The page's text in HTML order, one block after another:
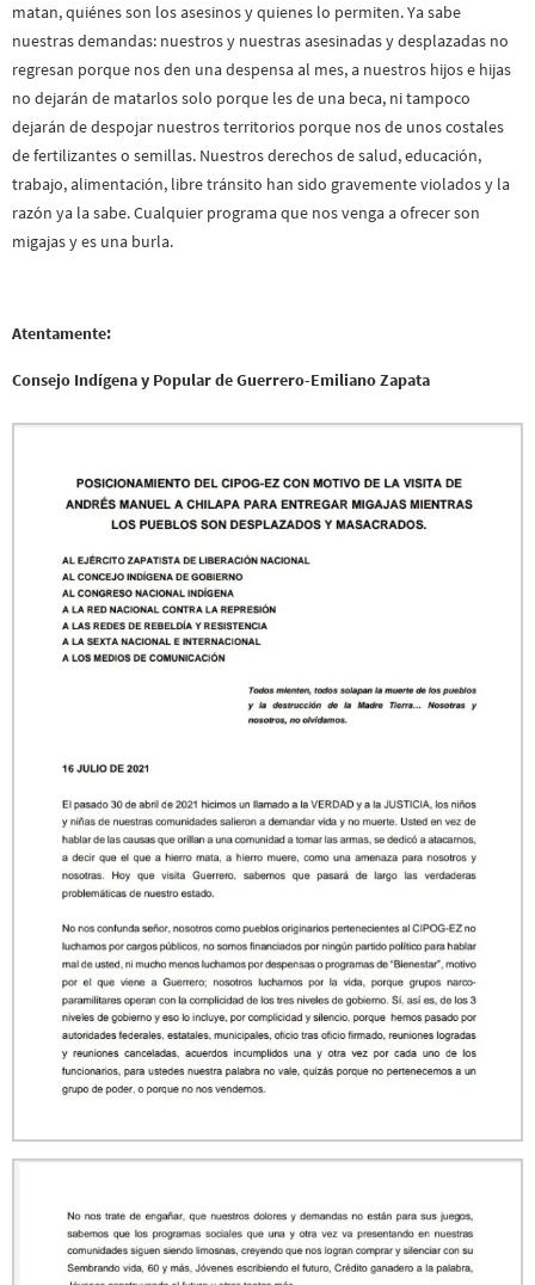
matan, quiénes son los asesinos y quienes lo permiten. Ya sabe
nuestras demandas: nuestros y nuestras asesinadas y desplazadas no
regresan porque nos den una despensa al mes, a nuestros hijos e hijas
no dejarán de matarlos solo porque les de una beca, ni tampoco
dejarán de despojar nuestros territorios porque nos de unos costales
de fertilizantes o semillas. Nuestros derechos de salud, educación,
trabajo, alimentación, libre tránsito han sido gravemente violados y la
razón ya la sabe. Cualquier programa que nos venga a ofrecer son
migajas y es una burla.
Atentamente:
Consejo Indígena y Popular de Guerrero-Emiliano Zapata